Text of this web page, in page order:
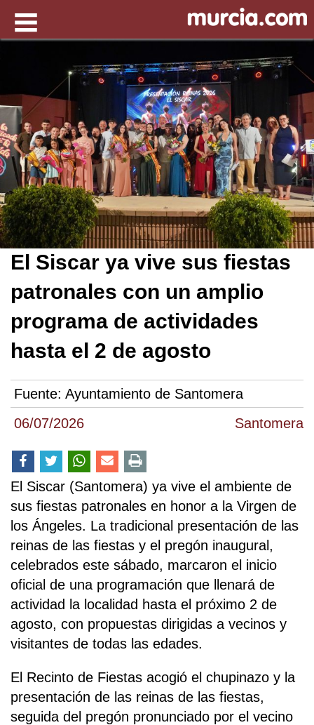
06/07/2026 Santomera
El Siscar ya vive sus fiestas
patronales con un amplio
programa de actividades
hasta el 2 de agosto
Fuente: Ayuntamiento de Santomera
El Siscar (Santomera) ya vive el ambiente de
sus fiestas patronales en honor a la Virgen de
los Ángeles. La tradicional presentación de las
reinas de las fiestas y el pregón inaugural,
celebrados este sábado, marcaron el inicio
oficial de una programación que llenará de
actividad la localidad hasta el próximo 2 de
agosto, con propuestas dirigidas a vecinos y
visitantes de todas las edades.
El Recinto de Fiestas acogió el chupinazo y la
presentación de las reinas de las fiestas,
seguida del pregón pronunciado por el vecino